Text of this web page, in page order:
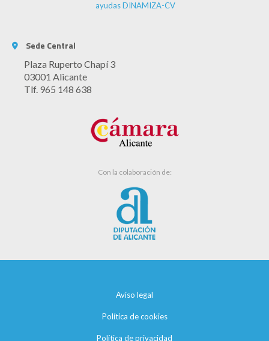
ayudas DINAMIZA-CV
Sede Central
Plaza Ruperto Chapí 3
03001 Alicante
Tlf. 965 148 638
Con la colaboración de:
Aviso legal
Política de cookies
Política de privacidad